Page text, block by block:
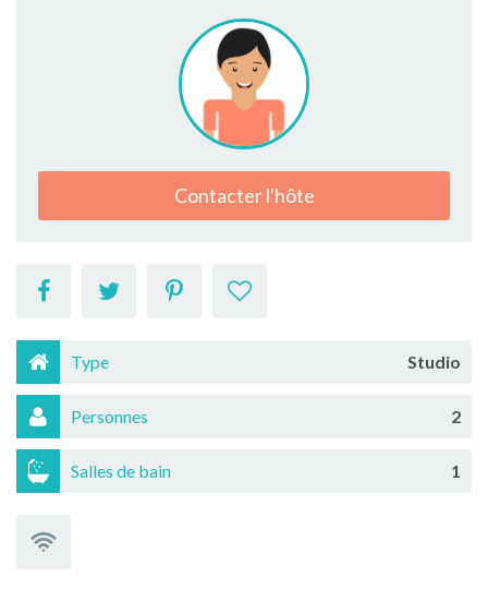
Contacter l'hôte
Type Studio
Personnes 2
Salles de bain 1